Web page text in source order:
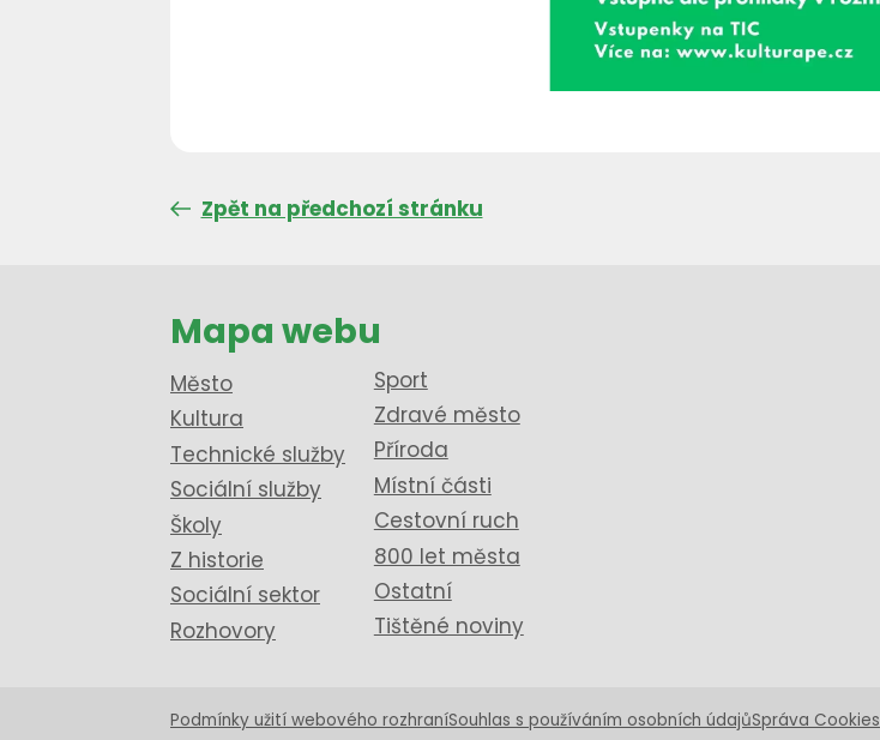
Zpět na předchozí stránku
Mapa webu
Město
Kultura
Technické služby
Sociální služby
Školy
Z historie
Sociální sektor
Rozhovory
Sport
Zdravé město
Příroda
Místní části
Cestovní ruch
800 let města
Ostatní
Tištěné noviny
Podmínky užití webového rozhraníSouhlas s používáním osobních údajůSpráva Cookies